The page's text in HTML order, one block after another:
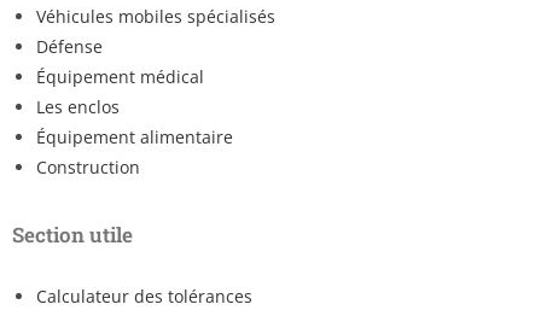
Véhicules mobiles spécialisés
Défense
Équipement médical
Les enclos
Équipement alimentaire
Construction
Section utile
Calculateur des tolérances